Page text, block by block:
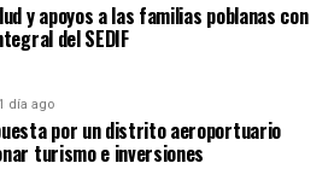
y apoyos a las familias poblanas con
del SEDIF
1 día ago
por un distrito aeroportuario
turismo e inversiones